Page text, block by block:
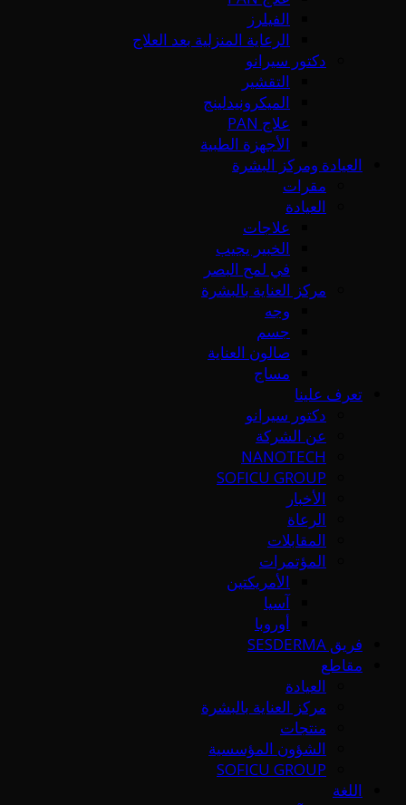
الفيلرز
الرعاية المنزلية بعد العلاج
دكتور سيرانو
التقشير
الميكرونيدلينج
علاج PAN
الأجهزة الطبية
العيادة ومركز البشرة
مقرات
العيادة
علاجات
الخبير يجيب
في لمح البصر
مركز العناية بالبشرة
وجه
جسم
صالون العناية
مساج
تعرف علينا
دكتور سيرانو
عن الشركة
NANOTECH
SOFICU GROUP
الأخبار
الرعاة
المقابلات
المؤتمرات
الأمريكتين
آسيا
أوروبا
فريق SESDERMA
مقاطع
العيادة
مركز العناية بالبشرة
منتجات
الشؤون المؤسسية
SOFICU GROUP
اللغة